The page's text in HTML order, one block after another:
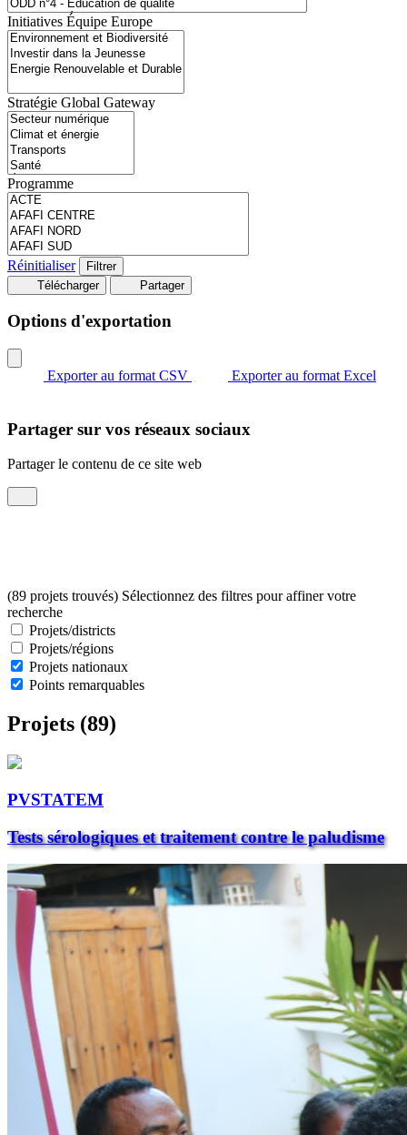
Initiatives Équipe Europe
Stratégie Global Gateway
Programme
Réinitialiser
Télécharger Partager
Options d'exportation
Exporter au format CSV Exporter au format Excel
Partager sur vos réseaux sociaux
Partager le contenu de ce site web
(89 projets trouvés) Sélectionnez des filtres pour affiner votre
recherche
Projets/districts
Projets/régions
Projets nationaux
Points remarquables
Projets (89)
PVSTATEM
Tests sérologiques et traitement contre le paludisme